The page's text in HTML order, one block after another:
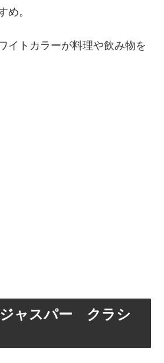
め。
イトカラーが料理や飲み物を
ジャスパー クラシ